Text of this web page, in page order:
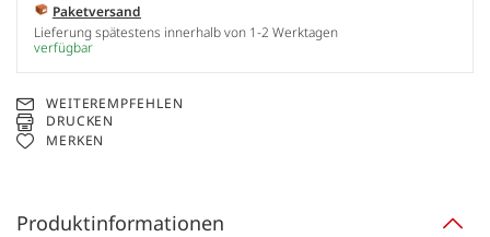
Paketversand
Lieferung spätestens innerhalb von 1-2 Werktagen
verfügbar
WEITEREMPFEHLEN
DRUCKEN
MERKEN
Produktinformationen